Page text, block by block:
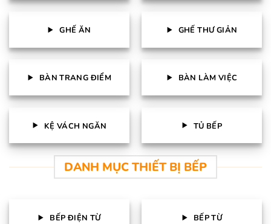
GHẾ ĂN GHẾ THƯ GIẢN
BÀN TRANG ĐIỂM BÀN LÀM VIỆC
KỆ VÁCH NGĂN TỦ BẾP
DANH MỤC THIẾT BỊ BẾP
BẾP ĐIỆN TỪ BẾP TỪ